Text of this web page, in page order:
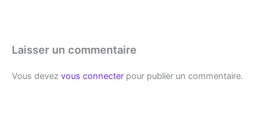
Laisser un commentaire
Vous devez vous connecter pour publier un commentaire.